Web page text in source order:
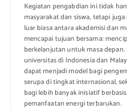
Kegiatan pengabdian ini tidak
masyarakat dan siswa, tetapi
luar biasa antara akademisi dan
mencapai tujuan bersama:
berkelanjutan untuk masa
universitas di Indonesia dan
dapat menjadi model bagi
serupa di tingkat internasional,
bagi lebih banyak inisiatif
pemanfaatan energi terbarukan.